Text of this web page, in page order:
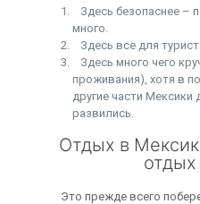
Здесь безопаснее –
много.
Здесь все для
Здесь много чего
проживания), хотя в
другие части Мексики
развились.
Отдых в
отдых
Это прежде всего